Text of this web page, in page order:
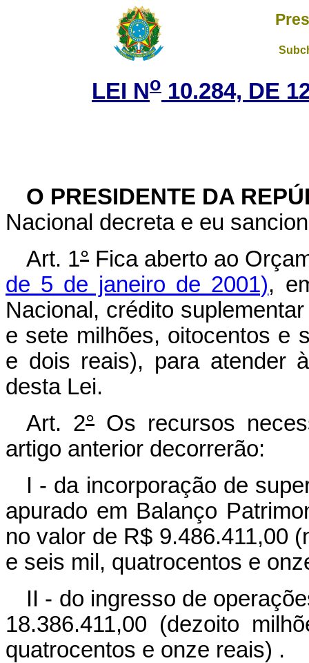
LEI No 10.284, DE
O PRESIDENTE DA
Nacional decreta e eu
Art. 1°Fica aberto ao
de 5 de janeiro de 2001),
Nacional, crédito
e sete milhões, oitocentos e
e dois reais), para atender
desta Lei.
Art. 2° Os recursos
artigo anterior decorrerão:
I - da incorporação de
apurado em Balanço
no valor de R$ 9.486.411,00
e seis mil, quatrocentos e
II - do ingresso de
18.386.411,00 (dezoito
quatrocentos e onze reais) .